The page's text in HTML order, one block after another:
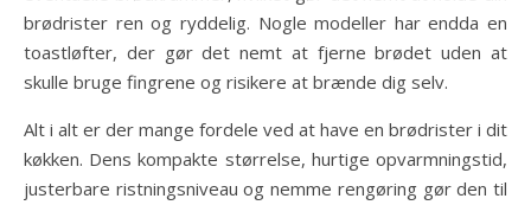
brødrister ren og ryddelig. Nogle modeller har endda en
toastløfter, der gør det nemt at fjerne brødet uden at
skulle bruge fingrene og risikere at brænde dig selv.
Alt i alt er der mange fordele ved at have en brødrister i dit
køkken. Dens kompakte størrelse, hurtige opvarmningstid,
justerbare ristningsniveau og nemme rengøring gør den til